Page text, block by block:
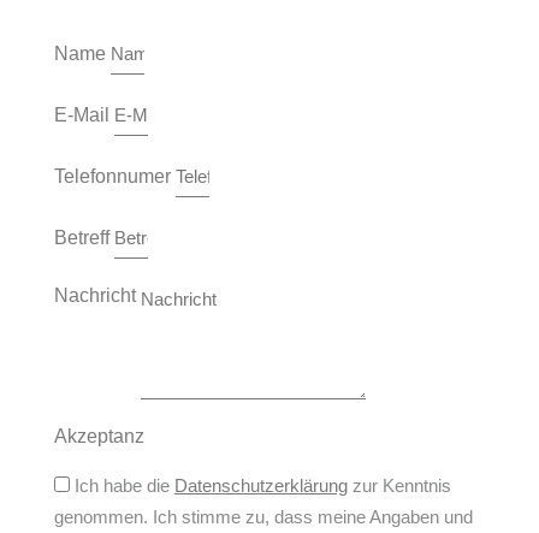
Name
E-Mail
Telefonnumer
Betreff
Nachricht
Akzeptanz
Ich habe die Datenschutzerklärungzur Kenntnis
genommen. Ich stimme zu, dass meine Angaben und